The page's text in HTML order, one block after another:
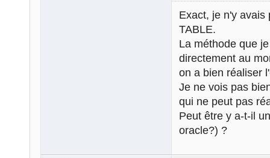
Exact, je n'y avais
TABLE.
La méthode que
directement au
on a bien réaliser
Je ne vois pas
qui ne peut pas
Peut être y a-t-il
oracle?) ?